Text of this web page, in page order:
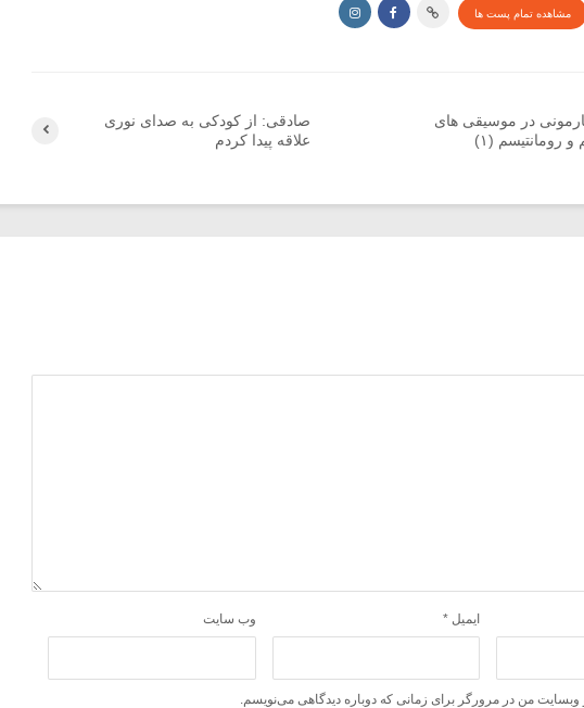
مشاهده تمام پست ها
صادقی: از کودکی به صدای نوری
علاقه پیدا کردم
در موسیقی های
رومانتیسم (۱)
ایمیل * وب‌ سایت
وبسایت من در مرورگر برای زمانی که دوباره دیدگاهی می‌نویسم.